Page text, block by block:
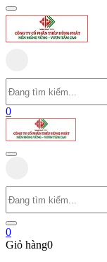
0
0
Giỏ hàng0